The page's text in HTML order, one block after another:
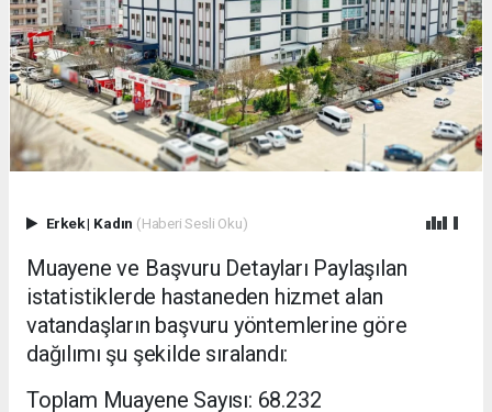
Erkek| Kadın (Haberi Sesli Oku)
Muayene ve Başvuru Detayları Paylaşılan
istatistiklerde hastaneden hizmet alan
vatandaşların başvuru yöntemlerine göre
dağılımı şu şekilde sıralandı:
Toplam Muayene Sayısı: 68.232